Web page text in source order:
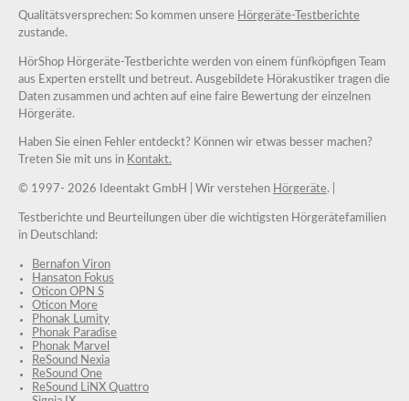
Qualitätsversprechen: So kommen unsere Hörgeräte-Testberichte
zustande.
HörShop Hörgeräte-Testberichte werden von einem fünfköpfigen Team
aus Experten erstellt und betreut. Ausgebildete Hörakustiker tragen die
Daten zusammen und achten auf eine faire Bewertung der einzelnen
Hörgeräte.
Haben Sie einen Fehler entdeckt? Können wir etwas besser machen?
Treten Sie mit uns in Kontakt.
© 1997- 2026 Ideentakt GmbH | Wir verstehen Hörgeräte. |
Testberichte und Beurteilungen über die wichtigsten Hörgerätefamilien
in Deutschland:
Bernafon Viron
Hansaton Fokus
Oticon OPN S
Oticon More
Phonak Lumity
Phonak Paradise
Phonak Marvel
ReSound Nexia
ReSound One
ReSound LiNX Quattro